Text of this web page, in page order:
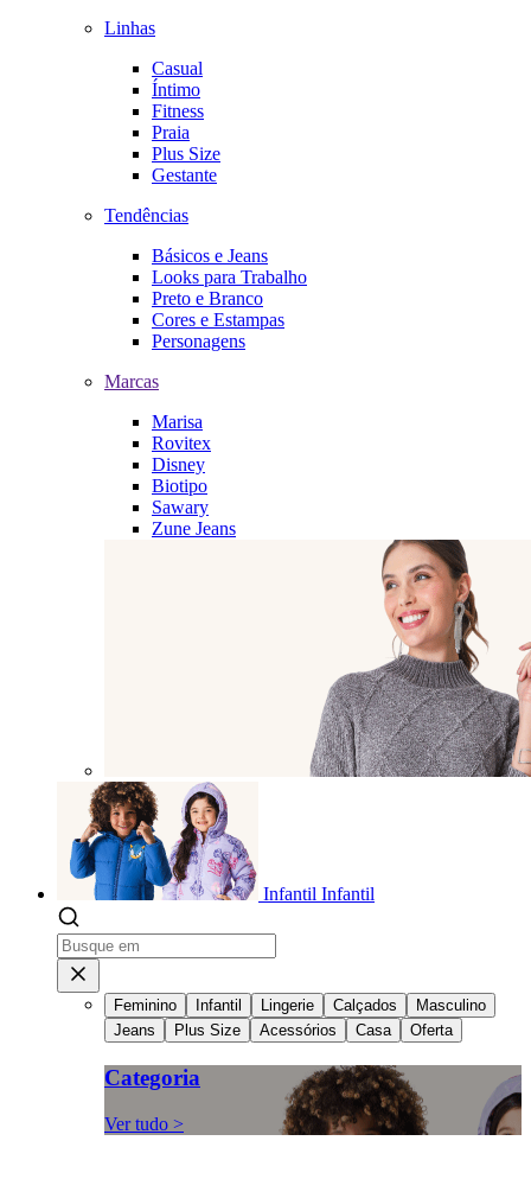
Linhas
Casual
Íntimo
Fitness
Praia
Plus Size
Gestante
Tendências
Básicos e Jeans
Looks para Trabalho
Preto e Branco
Cores e Estampas
Personagens
Marcas
Marisa
Rovitex
Disney
Biotipo
Sawary
Zune Jeans
Infantil Infantil
Feminino Infantil Lingerie Calçados
Masculino
Jeans
Plus Size Acessórios Casa Oferta
Categoria
Ver tudo >